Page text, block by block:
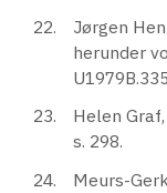
Jørgen
herunder
Helen
s. 298.
Meurs-